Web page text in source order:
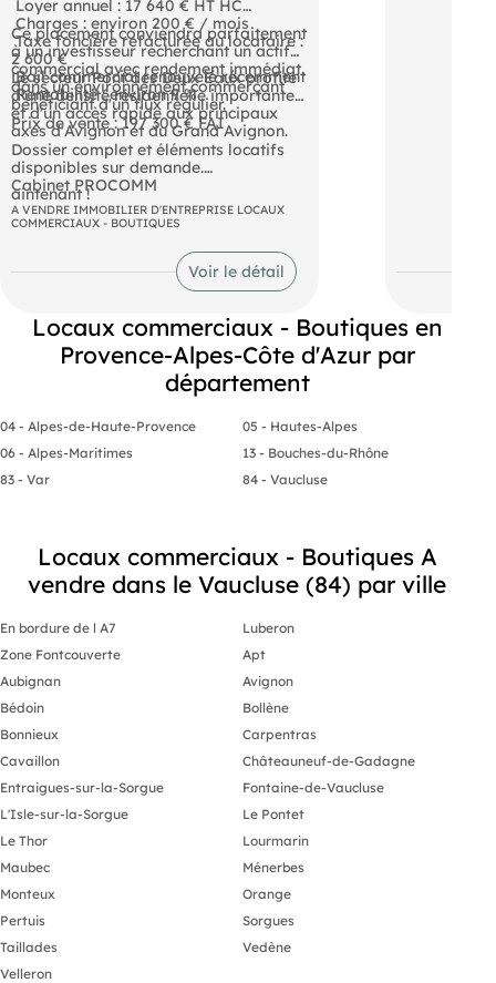
 Loyer annuel : 17 640 € HT HC
 Charges : environ 200 € / mois
 Taxe foncière refacturée au locataire :
2 600 €
 Bail commercial renouvelé récemment
 Rentabilité : environ 9 %
Ce placement conviendra parfaitement
à un investisseur recherchant un actif
commercial avec rendement immédiat,
dans un environnement commerçant
bénéficiant d'un flux régulier.
Le secteur Pont des Deux Eaux profite
d'une densité résidentielle importante
et d'un accès rapide aux principaux
axes d'Avignon et du Grand Avignon.
Prix de vente : 197 300 € FAI
Dossier complet et éléments locatifs
disponibles sur demande.
Cabinet PROCOMM
aintenant !
A VENDRE IMMOBILIER D'ENTREPRISE LOCAUX
COMMERCIAUX - BOUTIQUES
Voir le détail
Locaux commerciaux - Boutiques en
Provence-Alpes-Côte d'Azur par
département
04 - Alpes-de-Haute-Provence
05 - Hautes-Alpes
06 - Alpes-Maritimes
13 - Bouches-du-Rhône
83 - Var
84 - Vaucluse
Locaux commerciaux - Boutiques A
vendre dans le Vaucluse (84) par ville
En bordure de l A7
Luberon
Zone Fontcouverte
Apt
Aubignan
Avignon
Bédoin
Bollène
Bonnieux
Carpentras
Cavaillon
Châteauneuf-de-Gadagne
Entraigues-sur-la-Sorgue
Fontaine-de-Vaucluse
L'Isle-sur-la-Sorgue
Le Pontet
Le Thor
Lourmarin
Maubec
Ménerbes
Monteux
Orange
Pertuis
Sorgues
Taillades
Vedène
Velleron